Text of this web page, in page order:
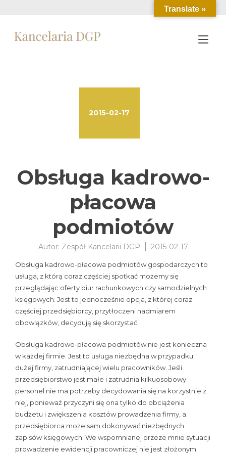
2015-02-17
Obsługa kadrowo-
płacowa
podmiotów
Autor: Zespół Kancelarii DGP 2015-02-17
Obsługa kadrowo-płacowa podmiotów gospodarczych to
usługa, z którą coraz częściej spotkać możemy się
przeglądając oferty biur rachunkowych czy samodzielnych
księgowych. Jest to jednocześnie opcja, z której coraz
częściej przedsiębiorcy, przytłoczeni nadmiarem
obowiązków, decydują się skorzystać.
Obsługa kadrowo-płacowa podmiotów nie jest konieczna
w każdej firmie. Jest to usługa niezbędna w przypadku
dużej firmy, zatrudniającej wielu pracowników. Jeśli
przedsiębiorstwo jest małe i zatrudnia kilkuosobowy
personel nie ma potrzeby decydowania się na korzystnie z
niej, ponieważ przyczyni się ona tylko do obciążenia
budżetu i zwiększenia kosztów prowadzenia firmy, a
przedsiębiorca może sam dokonywać niezbędnych
zapisów księgowych. We wspomnianej przeze mnie sytuacji
prowadzenie ewidencji pracowniczej nie jest złożonym
Translate »